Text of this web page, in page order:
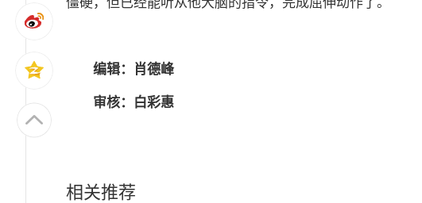
编辑：肖德峰
审核：白彩惠
相关推荐